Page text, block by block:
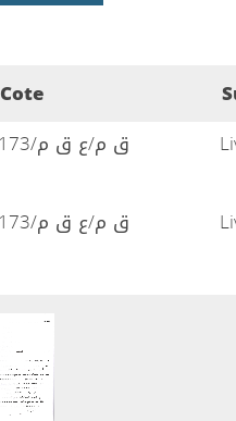
Cote
ق م/ع ق م/173
ق م/ع ق م/173